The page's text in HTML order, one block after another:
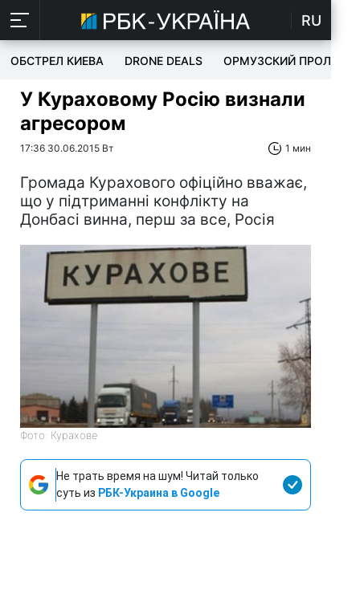
RU
ОБСТРЕЛ КИЕВА DRONE DEALS ОРМУЗСКИЙ ПРОЛИВ
У Кураховому Росію визнали
агресором
17:36 30.06.2015 Вт 1 мин
Громада Курахового офіційно вважає,
що у підтриманні конфлікту на
Донбасі винна, перш за все, Росія
Фото: Курахове
Не трать время на шум! Читай только
суть из РБК-Украина в Google